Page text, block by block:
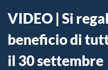
VIDEO | Si
beneficio di
il 30 settembre